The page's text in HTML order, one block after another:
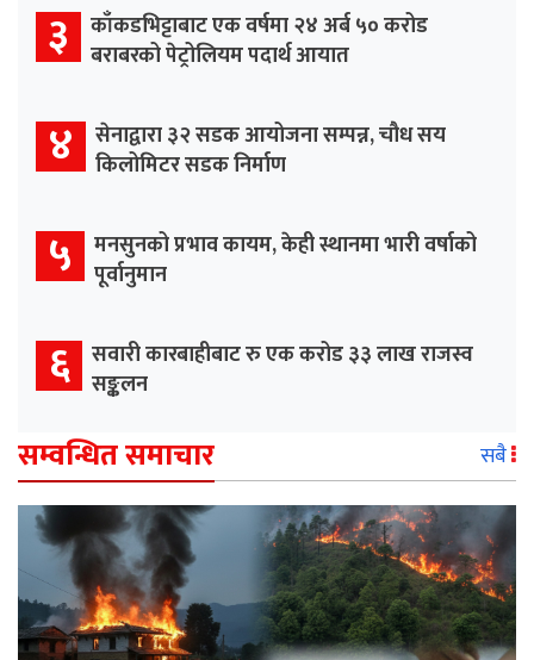
३ काँकडभिट्टाबाट एक वर्षमा २४ अर्ब ५० करोड
बराबरको पेट्रोलियम पदार्थ आयात
४ सेनाद्वारा ३२ सडक आयोजना सम्पन्न, चौध सय
किलोमिटर सडक निर्माण
५ मनसुनको प्रभाव कायम, केही स्थानमा भारी वर्षाको
पूर्वानुमान
६ सवारी कारबाहीबाट रु एक करोड ३३ लाख राजस्व
सङ्कलन
सम्वन्धित समाचार सबै